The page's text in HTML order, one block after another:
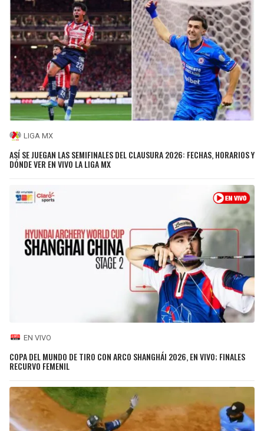
LIGA MX
ASÍ SE JUEGAN LAS SEMIFINALES DEL CLAUSURA 2026: FECHAS, HORARIOS Y
DÓNDE VER EN VIVO LA LIGA MX
EN VIVO
COPA DEL MUNDO DE TIRO CON ARCO SHANGHÁI 2026, EN VIVO; FINALES
RECURVO FEMENIL